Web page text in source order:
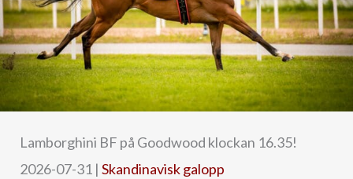
Lamborghini BF på Goodwood klockan 16.35!
2026-07-31 | Skandinavisk galopp